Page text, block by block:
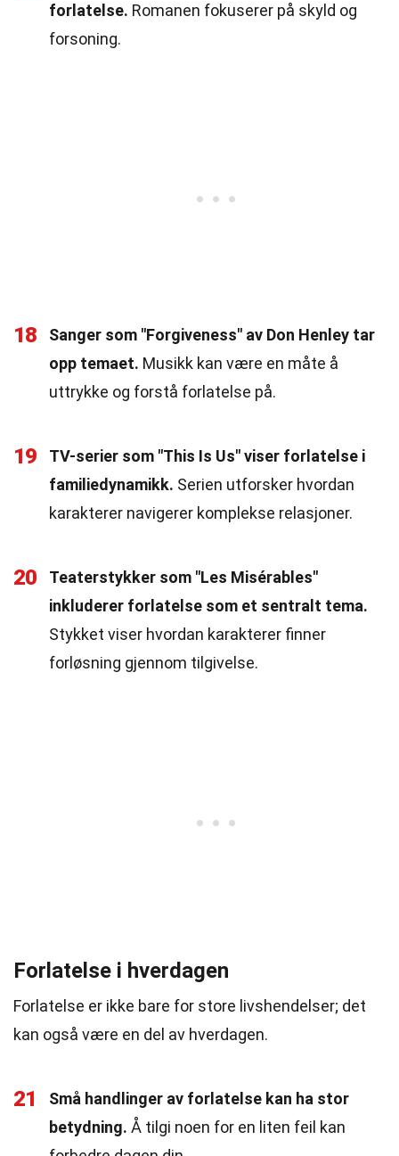
forlatelse. Romanen fokuserer på skyld og
forsoning.
18
Sanger som "Forgiveness" av Don Henley tar
opp temaet. Musikk kan være en måte å
uttrykke og forstå forlatelse på.
19
TV-serier som "This Is Us" viser forlatelse i
familiedynamikk. Serien utforsker hvordan
karakterer navigerer komplekse relasjoner.
20
Teaterstykker som "Les Misérables"
inkluderer forlatelse som et sentralt tema.
Stykket viser hvordan karakterer finner
forløsning gjennom tilgivelse.
Forlatelse i hverdagen
Forlatelse er ikke bare for store livshendelser; det
kan også være en del av hverdagen.
21
Små handlinger av forlatelse kan ha stor
betydning. Å tilgi noen for en liten feil kan